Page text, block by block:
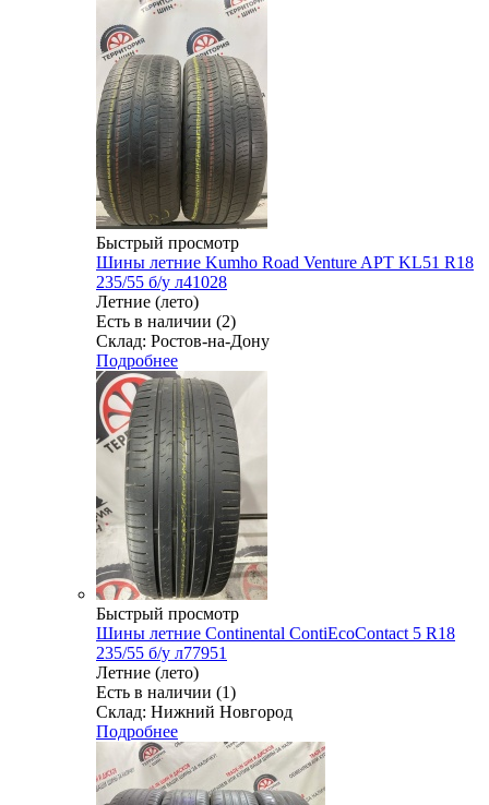
Быстрый просмотр
Шины летние Kumho Road Venture APT KL51 R18
235/55 б/у л41028
Летние (лето)
Есть в наличии (2)
Склад: Ростов-на-Дону
Подробнее
Быстрый просмотр
Шины летние Continental ContiEcoContact 5 R18
235/55 б/у л77951
Летние (лето)
Есть в наличии (1)
Склад: Нижний Новгород
Подробнее